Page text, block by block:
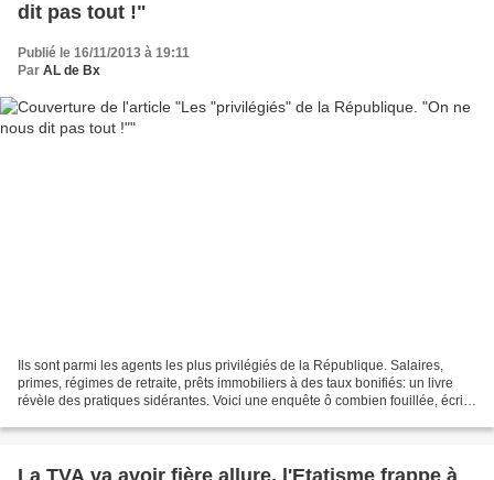
dit pas tout !"
Publié le 16/11/2013 à 19:11
Par AL de Bx
Ils sont parmi les agents les plus privilégiés de la République. Salaires,
primes, régimes de retraite, prêts immobiliers à des taux bonifiés: un livre
révèle des pratiques sidérantes. Voici une enquête ô combien fouillée, écrite
La TVA va avoir fière allure, l'Etatisme frappe à